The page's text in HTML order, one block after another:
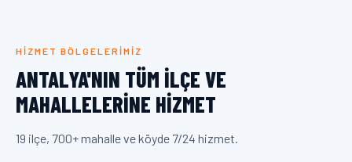
HIZMET BÖLGELERIMIZ
ANTALYA'NIN TÜM İLÇE VE
MAHALLELERINE HIZMET
19 ilçe, 700+ mahalle ve köyde 7/24 hizmet.